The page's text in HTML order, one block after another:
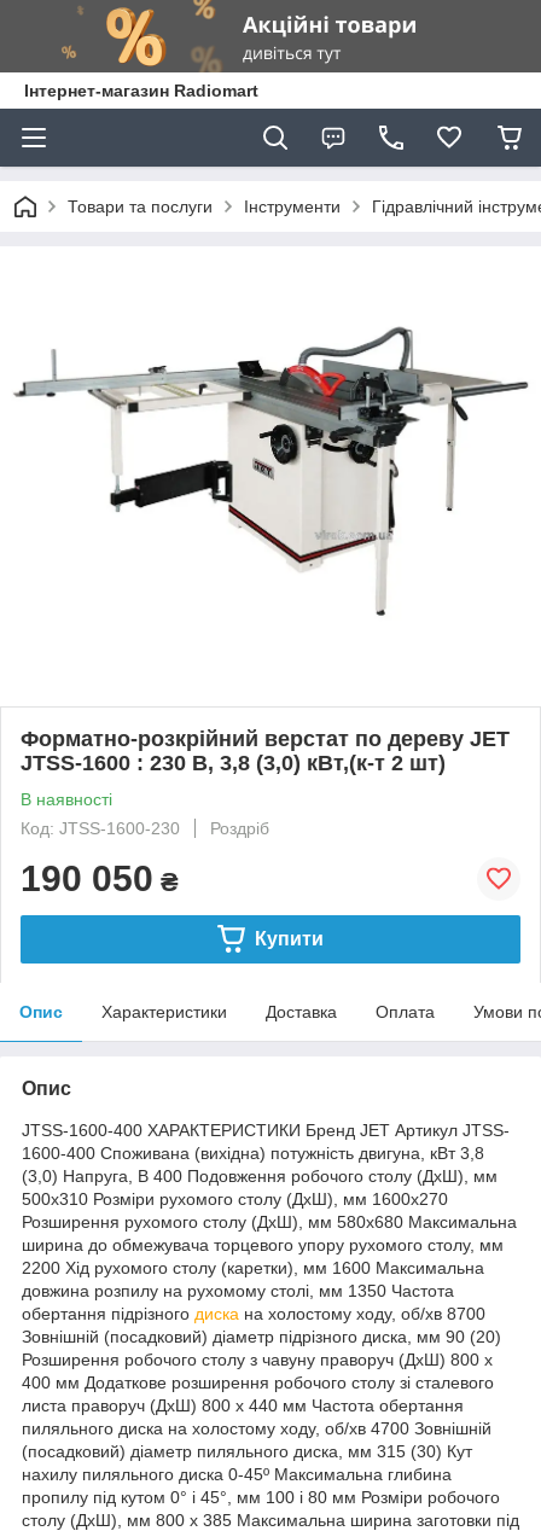
Інтернет-магазин Radiomart
Товари та послуги Інструменти Гідравлічний
Форматно-розкрійний верстат по дереву JET
JTSS-1600 : 230 В, 3,8 (3,0) кВт,(к-т 2 шт)
В наявності
Код: JTSS-1600-230
Роздріб
190 050 ₴
Купити
Опис Характеристики Доставка Оплата Умови
Опис
JTSS-1600-400 ХАРАКТЕРИСТИКИ Бренд JET Артикул JTSS-
1600-400 Споживана (вихідна) потужність двигуна, кВт 3,8
(3,0) Напруга, В 400 Подовження робочого столу (ДхШ), мм
500х310 Розміри рухомого столу (ДхШ), мм 1600х270
Розширення рухомого столу (ДхШ), мм 580х680 Максимальна
ширина до обмежувача торцевого упору рухомого столу, мм
2200 Хід рухомого столу (каретки), мм 1600 Максимальна
довжина розпилу на рухомому столі, мм 1350 Частота
обертання підрізного диска на холостому ходу, об/хв 8700
Зовнішній (посадковий) діаметр підрізного диска, мм 90 (20)
Розширення робочого столу з чавуну праворуч (ДхШ) 800 х
400 мм Додаткове розширення робочого столу зі сталевого
листа праворуч (ДхШ) 800 х 440 мм Частота обертання
пиляльного диска на холостому ходу, об/хв 4700 Зовнішній
(посадковий) діаметр пиляльного диска, мм 315 (30) Кут
нахилу пиляльного диска 0-45º Максимальна глибина
пропилу під кутом 0° і 45°, мм 100 і 80 мм Розміри робочого
столу (ДхШ), мм 800 х 385 Максимальна ширина заготовки під